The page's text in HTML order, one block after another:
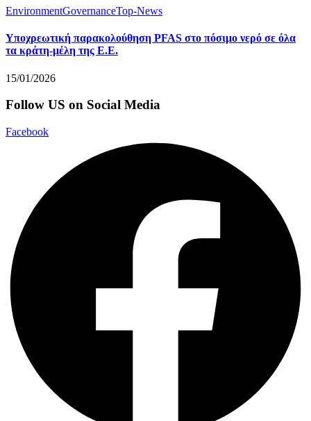
EnvironmentGovernanceTop-News
Υποχρεωτική παρακολούθηση PFAS στο πόσιμο νερό σε όλα
τα κράτη-μέλη της Ε.Ε.
15/01/2026
Follow US on Social Media
Facebook